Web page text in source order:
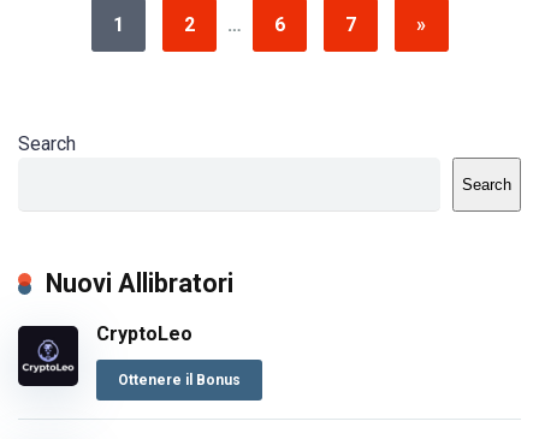
1 2 … 6 7 »
Search
Search
Nuovi Allibratori
CryptoLeo
Ottenere il Bonus